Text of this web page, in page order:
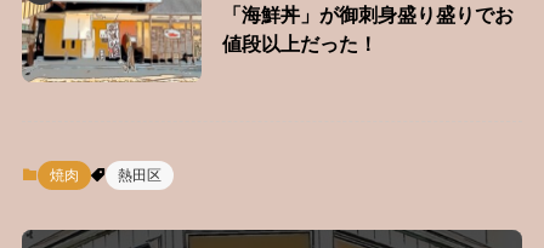
「海鮮丼」が御刺身盛り盛りでお
値段以上だった！
焼肉 熱田区